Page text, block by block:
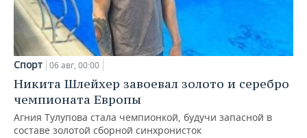
Спорт 06 авг, 00:00
Никита Шлейхер завоевал золото и серебро
чемпионата Европы
Агния Тулупова стала чемпионкой, будучи запасной в
составе золотой сборной синхронисток